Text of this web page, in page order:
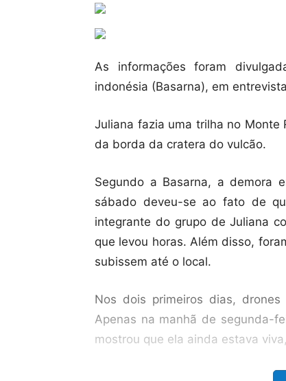
As informações foram
indonésia (Basarna), em
Juliana fazia uma trilha no Monte
da borda da cratera do vulcão.
Segundo a Basarna, a demora
sábado deveu-se ao fato de
integrante do grupo de Juliana
que levou horas. Além disso,
subissem até o local.
Nos dois primeiros dias,
Apenas na manhã de segunda-
mostrou que ela ainda estava
Nesta terça-feira, um